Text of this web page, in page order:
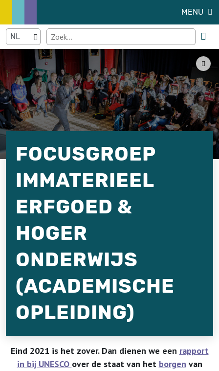
MENU
FOCUSGROEP
IMMATERIEEL
ERFGOED &
HOGER
ONDERWIJS
(ACADEMISCHE
OPLEIDING)
Eind 2021 is het zover. Dan dienen we een rapport
in bij UNESCO over de staat van het borgen van